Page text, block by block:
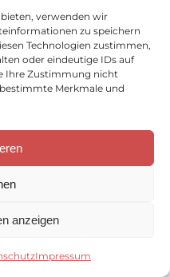
verwenden wir
zu speichern
Technologien zustimmen,
oder eindeutige IDs auf
Ihre Zustimmung nicht
Merkmale und
anzeigen
Impressum